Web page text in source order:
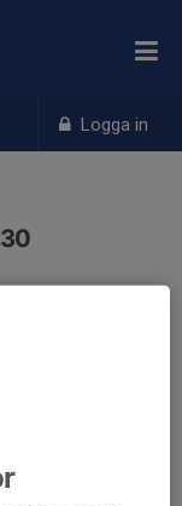
Logga in
vara trångt
byter sedan till